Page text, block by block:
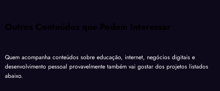
Outros Conteúdos que Podem Interessar
Quem acompanha conteúdos sobre educação, internet, negócios digitais e
desenvolvimento pessoal provavelmente também vai gostar dos projetos listados
abaixo.